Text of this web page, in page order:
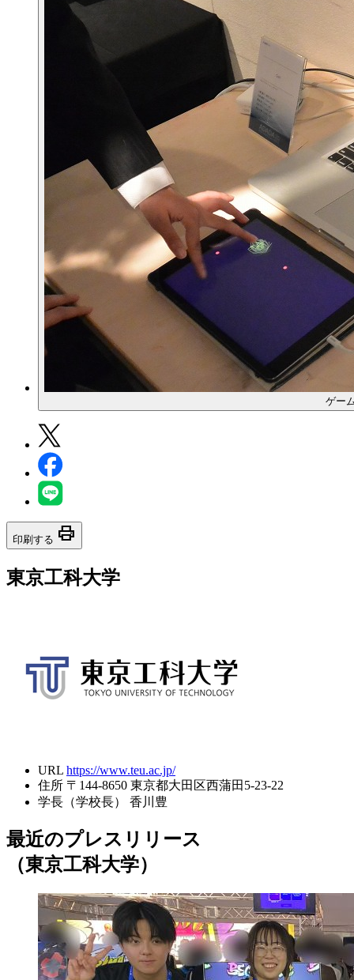
ゲー
印刷する print
東京工科大学
URL https://www.teu.ac.jp/
住所 〒144-8650 東京都大田区西蒲田5-23-22
学長（学校長）
香川豊
最近のプレスリリース
（東京工科大学）